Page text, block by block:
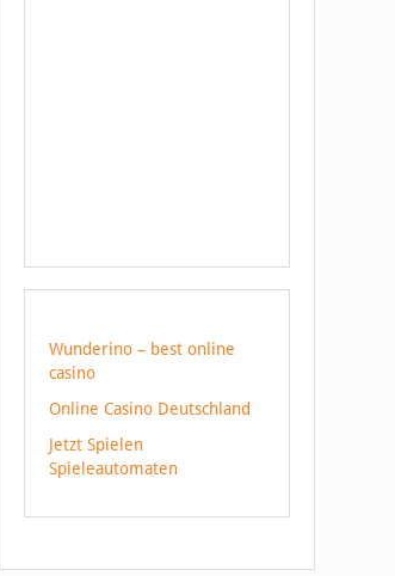
Wunderino – best online
casino
Online Casino Deutschland
Jetzt Spielen
Spieleautomaten